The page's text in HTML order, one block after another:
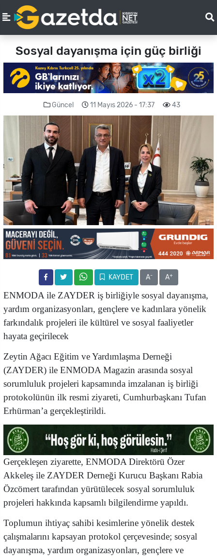
Sosyal dayanışma için güç birliği
Güncel 11 Mayıs 2026 - 17:37 43
KAYDET A- A+
ENMODA ile ZAYDER iş birliğiyle sosyal dayanışma,
yardım organizasyonları, gençlere ve kadınlara yönelik
farkındalık projeleri ile kültürel ve sosyal faaliyetler
hayata geçirilecek
Zeytin Ağacı Eğitim ve Yardımlaşma Derneği
(ZAYDER) ile ENMODA Magazin arasında sosyal
sorumluluk projeleri kapsamında imzalanan iş birliği
protokolünün ilk resmi ziyareti, Cumhurbaşkanı Tufan
Erhürman’a gerçekleştirildi.
Gerçekleşen ziyarette, ENMODA Direktörü Özer
Akkeleş ile ZAYDER Derneği Kurucu Başkanı Rabia
Özcömert tarafından yürütülecek sosyal sorumluluk
projeleri hakkında kapsamlı bilgilendirme yapıldı.
Toplumun ihtiyaç sahibi kesimlerine yönelik destek
çalışmalarını kapsayan protokol çerçevesinde; sosyal
dayanışma, yardım organizasyonları, gençlere ve